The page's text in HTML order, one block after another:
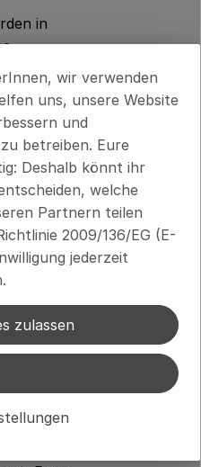
in
aller Art
wo
2006 kam
Anbau in
IFS
der
wir verwenden
uns, unsere Website
und
betreiben. Eure
Deshalb könnt ihr
welche
Partnern teilen
2009/136/EG (E-
jederzeit
zulassen